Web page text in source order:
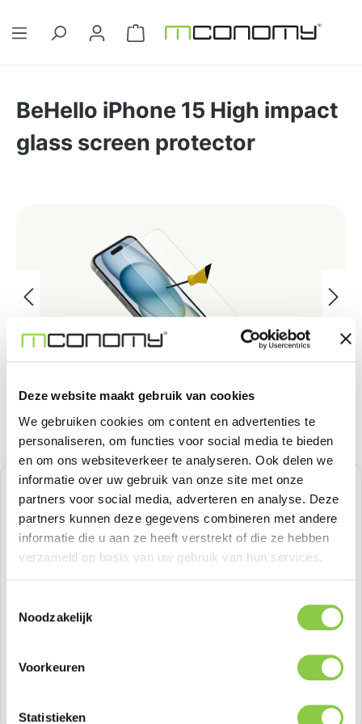
Deze website maakt gebruik van cookies
We gebruiken cookies om content en advertenties te
personaliseren, om functies voor social media te bieden
en om ons websiteverkeer te analyseren. Ook delen we
informatie over uw gebruik van onze site met onze
partners voor social media, adverteren en analyse. Deze
partners kunnen deze gegevens combineren met andere
informatie die u aan ze heeft verstrekt of die ze hebben
verzameld op basis van uw gebruik van hun services.
Noodzakelijk
Voorkeuren
Statistieken
Winkelwagentje bevat 0 artikelen.
BeHello iPhone 15 High impact
glass screen protector
€ 20,65
Prijzen excl. BTW
Producthoeveelheid: Voer de
Productnummer: